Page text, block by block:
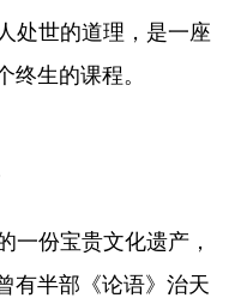
处世的道理，是一座
终生的课程。
一份宝贵文化遗产，
有半部《论语》治天